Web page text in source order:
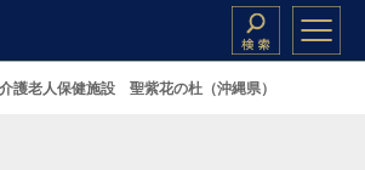
介護老人保健施設 聖紫花の杜（沖縄県）